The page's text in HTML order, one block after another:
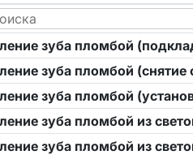
зуба пломбой
зуба пломбой
зуба пломбой
зуба пломбой из
зуба пломбой из